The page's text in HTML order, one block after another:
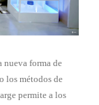
forma de
los métodos de
permite a los